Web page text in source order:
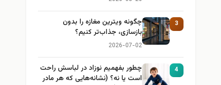
3
چگونه ویترین مغازه را بدون
بازسازی، جذاب‌تر کنیم؟
2026-07-02
4
چطور بفهمیم نوزاد در لباسش راحت
است یا نه؟ (نشانه‌هایی که هر مادر